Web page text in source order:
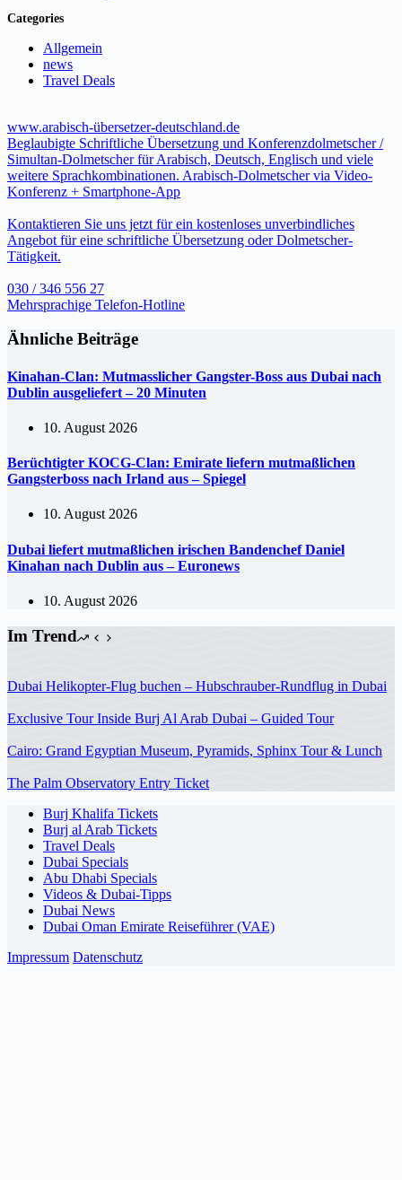
Categories
Allgemein
news
Travel Deals
www.arabisch-übersetzer-deutschland.de
Beglaubigte Schriftliche Übersetzung und Konferenzdolmetscher /
Simultan-Dolmetscher für Arabisch, Deutsch, Englisch und viele
weitere Sprachkombinationen. Arabisch-Dolmetscher via Video-
Konferenz + Smartphone-App
Kontaktieren Sie uns jetzt für ein kostenloses unverbindliches
Angebot für eine schriftliche Übersetzung oder Dolmetscher-
Tätigkeit.
030 / 346 556 27
Mehrsprachige Telefon-Hotline
Ähnliche Beiträge
Kinahan-Clan: Mutmasslicher Gangster-Boss aus Dubai nach
Dublin ausgeliefert – 20 Minuten
10. August 2026
Berüchtigter KOCG-Clan: Emirate liefern mutmaßlichen
Gangsterboss nach Irland aus – Spiegel
10. August 2026
Dubai liefert mutmaßlichen irischen Bandenchef Daniel
Kinahan nach Dublin aus – Euronews
10. August 2026
Im Trend
Dubai Helikopter-Flug buchen – Hubschrauber-Rundflug in Dubai
Exclusive Tour Inside Burj Al Arab Dubai – Guided Tour
Cairo: Grand Egyptian Museum, Pyramids, Sphinx Tour & Lunch
The Palm Observatory Entry Ticket
Burj Khalifa Tickets
Burj al Arab Tickets
Travel Deals
Dubai Specials
Abu Dhabi Specials
Videos & Dubai-Tipps
Dubai News
Dubai Oman Emirate Reiseführer (VAE)
Impressum Datenschutz